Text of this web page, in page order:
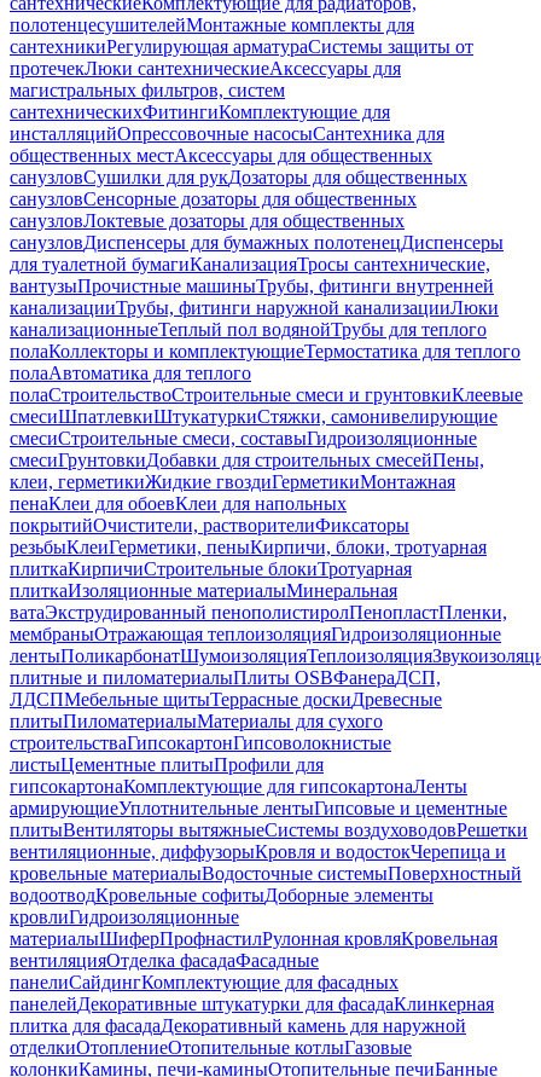
полотенцесушителейМонтажные комплекты для
сантехникиРегулирующая арматураСистемы защиты от
протечекЛюки сантехническиеАксессуары для
магистральных фильтров, систем
сантехническихФитингиКомплектующие для
инсталляцийОпрессовочные насосыСантехника для
общественных местАксессуары для общественных
санузловСушилки для рукДозаторы для общественных
санузловСенсорные дозаторы для общественных
санузловЛоктевые дозаторы для общественных
санузловДиспенсеры для бумажных полотенецДиспенсеры
для туалетной бумагиКанализацияТросы сантехнические,
вантузыПрочистные машиныТрубы, фитинги внутренней
канализацииТрубы, фитинги наружной канализацииЛюки
канализационныеТеплый пол водянойТрубы для теплого
полаКоллекторы и комплектующиеТермостатика для теплого
полаАвтоматика для теплого
полаСтроительствоСтроительные смеси и грунтовкиКлеевые
смесиШпатлевкиШтукатуркиСтяжки, самонивелирующие
смесиСтроительные смеси, составыГидроизоляционные
смесиГрунтовкиДобавки для строительных смесейПены,
клеи, герметикиЖидкие гвоздиГерметикиМонтажная
пенаКлеи для обоевКлеи для напольных
покрытийОчистители, растворителиФиксаторы
резьбыКлеиГерметики, пеныКирпичи, блоки, тротуарная
плиткаКирпичиСтроительные блокиТротуарная
плиткаИзоляционные материалыМинеральная
ватаЭкструдированный пенополистиролПенопластПленки,
мембраныОтражающая теплоизоляцияГидроизоляционные
лентыПоликарбонатШумоизоляцияТеплоизоляция
плитные и пиломатериалыПлиты OSBФанераДСП,
ЛДСПМебельные щитыТеррасные доскиДревесные
плитыПиломатериалыМатериалы для сухого
строительстваГипсокартонГипсоволокнистые
листыЦементные плитыПрофили для
гипсокартонаКомплектующие для гипсокартонаЛенты
армирующиеУплотнительные лентыГипсовые и цементные
плитыВентиляторы вытяжныеСистемы воздуховодовРешетки
вентиляционные, диффузорыКровля и водостокЧерепица и
кровельные материалыВодосточные системыПоверхностный
водоотводКровельные софитыДоборные элементы
кровлиГидроизоляционные
материалыШиферПрофнастилРулонная кровляКровельная
вентиляцияОтделка фасадаФасадные
панелиСайдингКомплектующие для фасадных
панелейДекоративные штукатурки для фасадаКлинкерная
плитка для фасадаДекоративный камень для наружной
отделкиОтоплениеОтопительные котлыГазовые
колонкиКамины, печи-каминыОтопительные печиБанные